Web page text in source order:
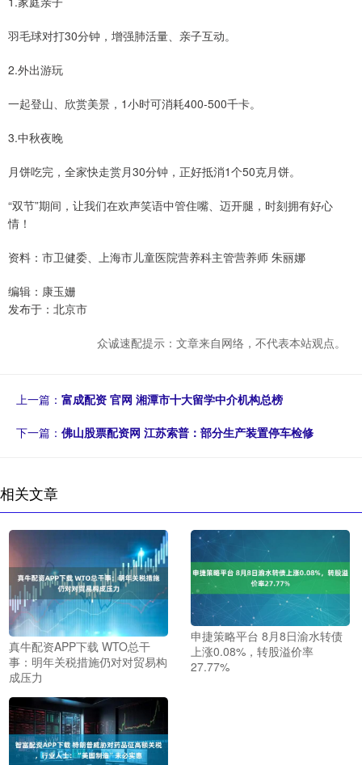
羽毛球对打30分钟，增强肺活量、亲子互动。
2.外出游玩
一起登山、欣赏美景，1小时可消耗400-500千卡。
3.中秋夜晚
月饼吃完，全家快走赏月30分钟，正好抵消1个50克月饼。
“双节”期间，让我们在欢声笑语中管住嘴、迈开腿，时刻拥有好心
情！
资料：市卫健委、上海市儿童医院营养科主管营养师 朱丽娜
编辑：康玉姗
发布于：北京市
众诚速配提示：文章来自网络，不代表本站观点。
上一篇： 富成配资 官网 湘潭市十大留学中介机构总榜
下一篇： 佛山股票配资网 江苏索普：部分生产装置停车检修
相关文章
真牛配资APP下载 WTO总干
事：明年关税措施仍对对贸易构
成压力
申捷策略平台 8月8日渝水转债
上涨0.08%，转股溢价率
27.77%